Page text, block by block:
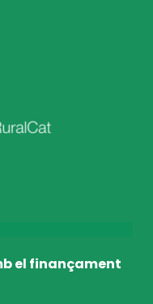
el finançament